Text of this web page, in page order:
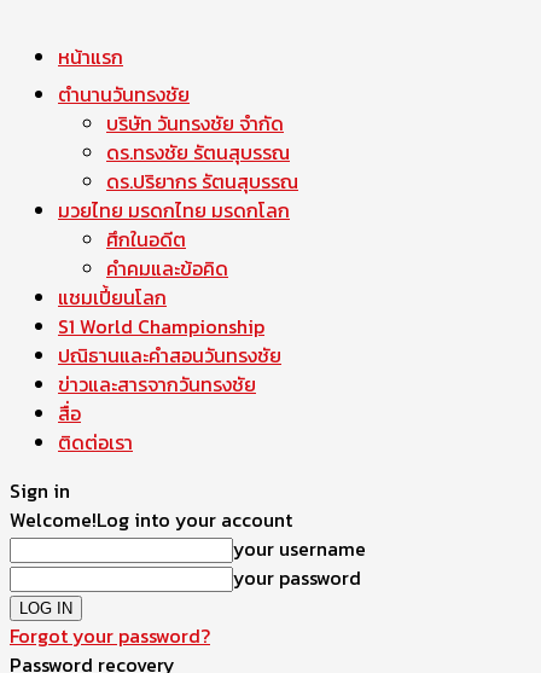
หน้าแรก
ตำนานวันทรงชัย
บริษัท วันทรงชัย จำกัด
ดร.ทรงชัย รัตนสุบรรณ
ดร.ปริยากร รัตนสุบรรณ
มวยไทย มรดกไทย มรดกโลก
ศึกในอดีต
คำคมและข้อคิด
แชมเปี้ยนโลก
S1 World Championship
ปณิธานและคำสอนวันทรงชัย
ข่าวและสารจากวันทรงชัย
สื่อ
ติดต่อเรา
Sign in
Welcome!Log into your account
your username
your password
Forgot your password?
Password recovery